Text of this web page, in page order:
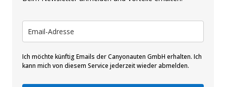
Ich möchte künftig Emails der Canyonauten GmbH erhalten. Ich
kann mich von diesem Service jederzeit wieder abmelden.